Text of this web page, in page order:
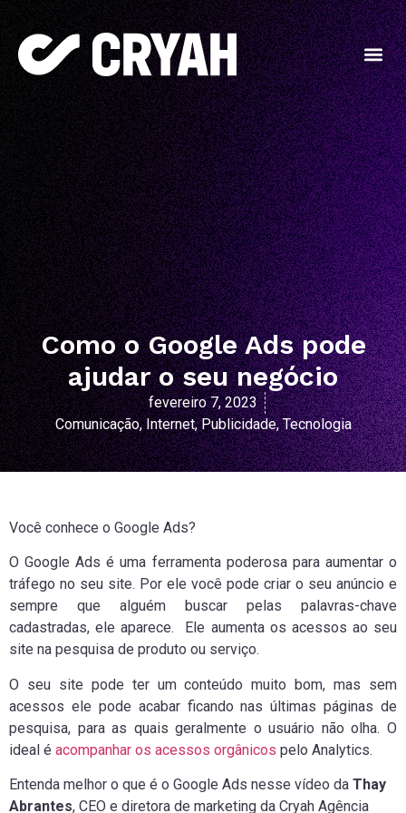
Como o Google Ads pode
ajudar o seu negócio
fevereiro 7, 2023
Comunicação,Internet,Publicidade,Tecnologia
Você conhece o Google Ads?
O Google Ads é uma ferramenta poderosa para aumentar o
tráfego no seu site. Por ele você pode criar o seu anúncio e
sempre que alguém buscar pelas palavras-chave
cadastradas, ele aparece. Ele aumenta os acessos ao seu
site na pesquisa de produto ou serviço.
O seu site pode ter um conteúdo muito bom, mas sem
acessos ele pode acabar ficando nas últimas páginas de
pesquisa, para as quais geralmente o usuário não olha. O
ideal é acompanhar os acessos orgânicos pelo Analytics.
Entenda melhor o que é o Google Ads nesse vídeo da Thay
Abrantes, CEO e diretora de marketing da Cryah Agência